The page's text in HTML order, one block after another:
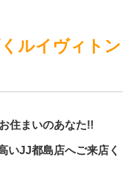
ルイヴィトン
住まいのあなた!!
いJJ都島店へご来店く